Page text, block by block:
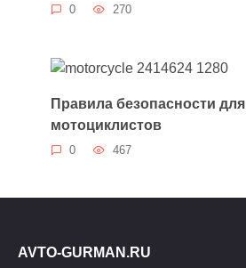
0 270
Правила безопасности для
мотоциклистов
0 467
AVTO-GURMAN.RU